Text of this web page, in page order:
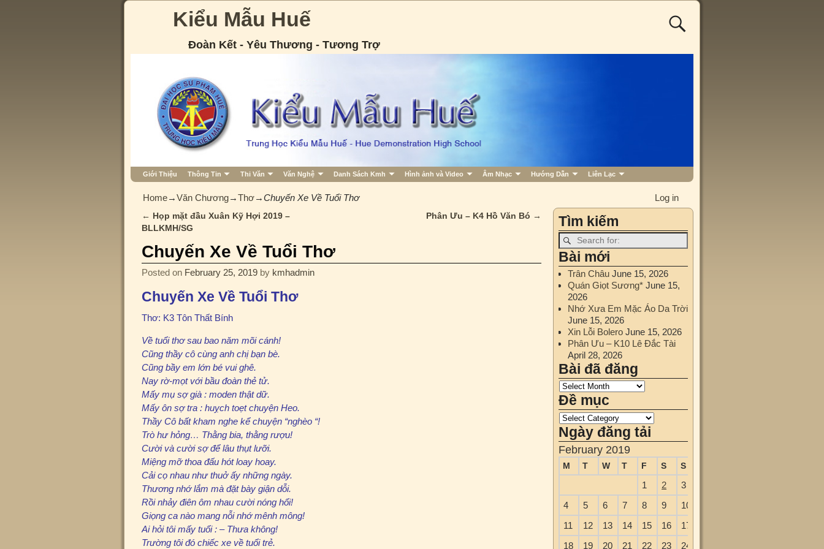
Kiểu Mẫu Huế
Đoàn Kết - Yêu Thương - Tương Trợ
Giới Thiệu Thông Tin Thi Văn Văn Nghệ Danh Sách Kmh Hình ảnh và Video Âm Nhạc Hướng Dẫn Liên Lạc
Home→Văn Chương→Thơ→Chuyến Xe Về Tuổi Thơ Log in
Post navigation
← Họp mặt đầu Xuân Kỹ Hợi 2019 –
BLLKMH/SG
Phân Ưu – K4 Hồ Văn Bó →
Chuyến Xe Về Tuổi Thơ
Posted on February 25, 2019 by kmhadmin
Chuyến Xe Về Tuổi Thơ
Thơ: K3 Tôn Thất Bính
Về tuổi thơ sau bao năm mõi cánh!
Cũng thầy cô cùng anh chị bạn bè.
Cũng bầy em lớn bé vui ghê.
Nay rờ-mọt với bầu đoàn thẻ tử.
Mấy mụ sợ già : moden thật dữ.
Mấy ôn sợ tra : huỵch toẹt chuyện Heo.
Thầy Cô bất kham nghe kể chuyện “nghèo “!
Trò hư hỏng… Thằng bia, thằng rượu!
Cười và cười sợ để lâu thụt lưỡi.
Miệng mỡ thoa đấu hót loay hoay.
Cải cọ nhau như thuở ấy những ngày.
Thương nhớ lắm mà đặt bày giận dỗi.
Rồi nhảy điên ôm nhau cười nóng hổi!
Giọng ca nào mang nỗi nhớ mênh mông!
Ai hỏi tôi mấy tuổi : – Thưa không!
Trường tôi đó chiếc xe về tuổi trẻ.
Tìm kiếm
Bài mới
Trân Châu June 15, 2026
Quán Giọt Sương* June 15,
2026
Nhớ Xưa Em Mặc Áo Da Trời
June 15, 2026
Xin Lỗi Bolero June 15, 2026
Phân Ưu – K10 Lê Đắc Tài
April 28, 2026
Bài đã đăng
Đề mục
Ngày đăng tải
February 2019
M T W T F S S
1 2
3
4
5 6 7 8 9
10
11
12 13 14 15 16
17
18
19 20 21 22 23 24